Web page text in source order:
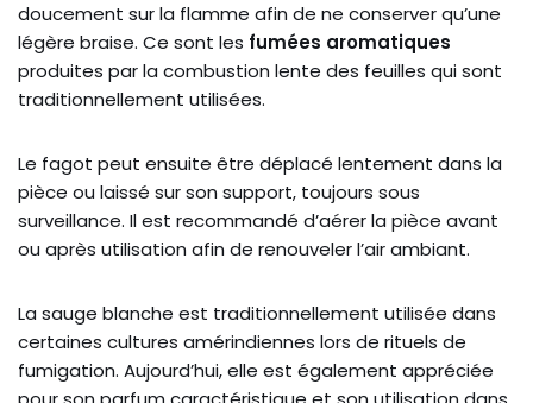
doucement sur la flamme afin de ne conserver qu’une
légère braise. Ce sont les fumées aromatiques
produites par la combustion lente des feuilles qui sont
traditionnellement utilisées.
Le fagot peut ensuite être déplacé lentement dans la
pièce ou laissé sur son support, toujours sous
surveillance. Il est recommandé d’aérer la pièce avant
ou après utilisation afin de renouveler l’air ambiant.
La sauge blanche est traditionnellement utilisée dans
certaines cultures amérindiennes lors de rituels de
fumigation. Aujourd’hui, elle est également appréciée